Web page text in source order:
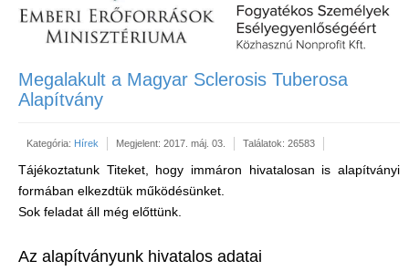
Megalakult a Magyar Sclerosis Tuberosa
Alapítvány
Kategória: Hírek Megjelent: 2017. máj. 03. Találatok: 26583
Tájékoztatunk Titeket, hogy immáron hivatalosan is alapítványi
formában elkezdtük működésünket.
Sok feladat áll még előttünk.
Az alapítványunk hivatalos adatai